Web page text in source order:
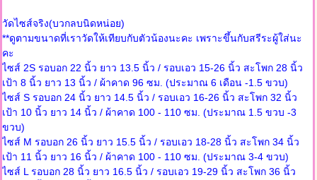
วัดไซส์จริง(บวกลบนิดหน่อย)
**ดูตามขนาดที่เราวัดให้เทียบกับตัวน้องนะคะ เพราะขึ้นกับสรีระผู้ใส่นะ
คะ
ไซส์ 2S รอบอก 22 นิ้ว ยาว 13.5 นิ้ว / รอบเอว 15-26 นิ้ว สะโพก 28 นิ้ว
เป้า 8 นิ้ว ยาว 13 นิ้ว / ผ้าคาด 96 ซม. (ประมาณ 6 เดือน -1.5 ขวบ)
ไซส์ S รอบอก 24 นิ้ว ยาว 14.5 นิ้ว / รอบเอว 16-26 นิ้ว สะโพก 32 นิ้ว
เป้า 10 นิ้ว ยาว 14 นิ้ว / ผ้าคาด 100 - 110 ซม. (ประมาณ 1.5 ขวบ -3
ขวบ)
ไซส์ M รอบอก 26 นิ้ว ยาว 15.5 นิ้ว / รอบเอว 18-28 นิ้ว สะโพก 34 นิ้ว
เป้า 11 นิ้ว ยาว 16 นิ้ว / ผ้าคาด 100 - 110 ซม. (ประมาณ 3-4 ขวบ)
ไซส์ L รอบอก 28 นิ้ว ยาว 16.5 นิ้ว / รอบเอว 19-29 นิ้ว สะโพก 36 นิ้ว